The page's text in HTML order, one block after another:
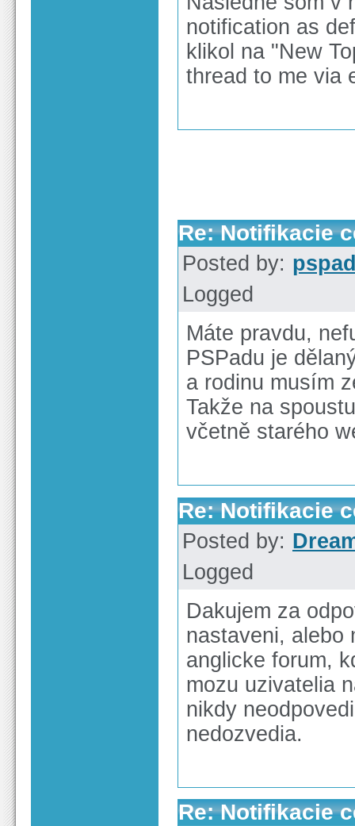
notification as
klikol na "New
thread to me via
Re: Notifikacie
Posted by:
Logged
Máte pravdu,
PSPadu je
a rodinu musím
Takže na
včetně starého
Re: Notifikacie
Posted by:
Logged
Dakujem za
nastaveni, alebo
anglicke forum,
mozu uzivatelia
nikdy
nedozvedia.
Re: Notifikacie